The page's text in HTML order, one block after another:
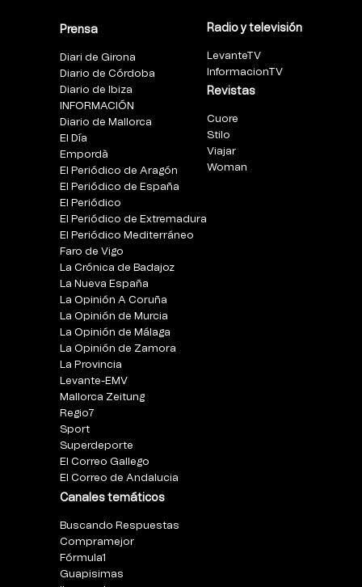
Prensa
Diari de Girona
Diario de Córdoba
Diario de Ibiza
INFORMACIÓN
Diario de Mallorca
El Día
Empordà
El Periódico de Aragón
El Periódico de España
El Periódico
El Periódico de Extremadura
El Periódico Mediterráneo
Faro de Vigo
La Crónica de Badajoz
La Nueva España
La Opinión A Coruña
La Opinión de Murcia
La Opinión de Málaga
La Opinión de Zamora
La Provincia
Levante-EMV
Mallorca Zeitung
Regio7
Sport
Superdeporte
El Correo Gallego
El Correo de Andalucia
Canales temáticos
Buscando Respuestas
Compramejor
Fórmula1
Guapisimas
Radio y televisión
LevanteTV
InformacionTV
Revistas
Cuore
Stilo
Viajar
Woman